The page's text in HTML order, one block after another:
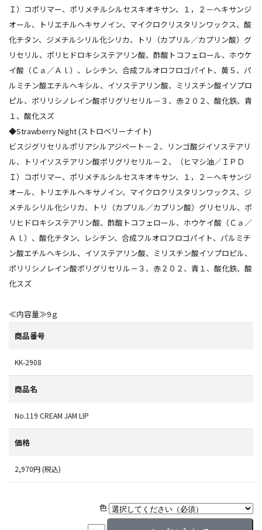
Ｉ）コポリマー、ポリメチルシルセスキオキサン、１，２－ヘキサンジ
オール、トリエチルヘキサノイン、マイクロクリスタリンワックス、酸
化チタン、ジメチルシリル化シリカ、トリ（カプリル／カプリン酸）グ
リセリル、ポリヒドロキシステアリン酸、酢酸トコフェロール、ホウケ
イ酸（Ｃａ／Ａｌ）、レシチン、合成フルオロフロゴパイト、黄５、パ
ルミチン酸エチルヘキシル、イソステアリン酸、ミリスチン酸イソプロ
ピル、ポリリシノレイン酸ポリグリセリル－３、赤２０２、酸化鉄、青
１、酸化スズ
◆Strawberry Night (ストロベリーナイト)
ビスジグリセリルポリアシルアジペート－２、リンゴ酸ジイソステアリ
ル、トリイソステアリン酸ポリグリセリル－２、（ヒマシ油／ＩＰＤ
Ｉ）コポリマー、ポリメチルシルセスキオキサン、１，２－ヘキサンジ
オール、トリエチルヘキサノイン、マイクロクリスタリンワックス、ジ
メチルシリル化シリカ、トリ（カプリル／カプリン酸）グリセリル、ポ
リヒドロキシステアリン酸、酢酸トコフェロール、ホウケイ酸（Ｃａ／
Ａｌ）、酸化チタン、レシチン、合成フルオロフロゴパイト、パルミチ
ン酸エチルヘキシル、イソステアリン酸、ミリスチン酸イソプロピル、
ポリリシノレイン酸ポリグリセリル－３、赤２０２、青１、酸化鉄、酸
化スズ
≪内容量≫9ｇ
商品番号
KK-2908
商品名
No.119 CREAM JAM LIP
価格
2,970円 (税込)
色